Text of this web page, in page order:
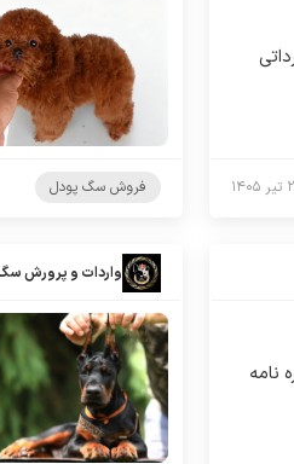
فروش سگ پودل
نامه
واردات و پرورش